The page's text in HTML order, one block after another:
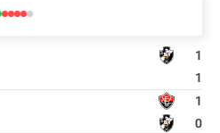
1
1
1
0